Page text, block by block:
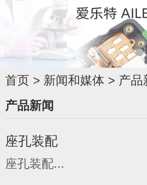
首页 > 新闻和媒体 > 产品
产品新闻
座孔装配
座孔装配...